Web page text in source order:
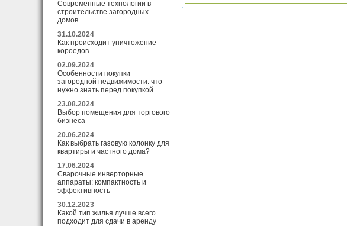
Современные технологии в
строительстве загородных
домов
31.10.2024
Как происходит уничтожение
короедов
02.09.2024
Особенности покупки
загородной недвижимости: что
нужно знать перед покупкой
23.08.2024
Выбор помещения для торгового
бизнеса
20.06.2024
Как выбрать газовую колонку для
квартиры и частного дома?
17.06.2024
Сварочные инверторные
аппараты: компактность и
эффективность
30.12.2023
Какой тип жилья лучше всего
подходит для сдачи в аренду